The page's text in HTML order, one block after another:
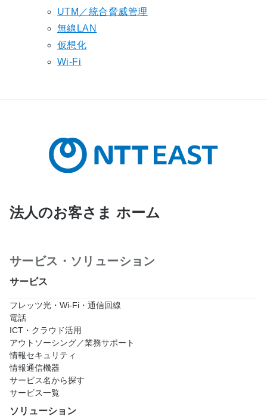
UTM／統合脅威管理
無線LAN
仮想化
Wi-Fi
法人のお客さま ホーム
サービス・ソリューション
サービス
フレッツ光・Wi-Fi・通信回線
電話
ICT・クラウド活用
アウトソーシング／業務サポート
情報セキュリティ
情報通信機器
サービス名から探す
サービス一覧
ソリューション